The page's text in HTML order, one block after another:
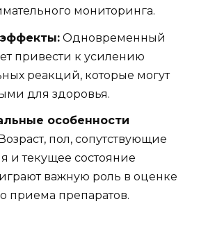
мониторинга.
Одновременный
привести к усилению
реакций, которые могут
для здоровья.
особенности
пол, сопутствующие
и текущее состояние
важную роль в оценке
приема препаратов.